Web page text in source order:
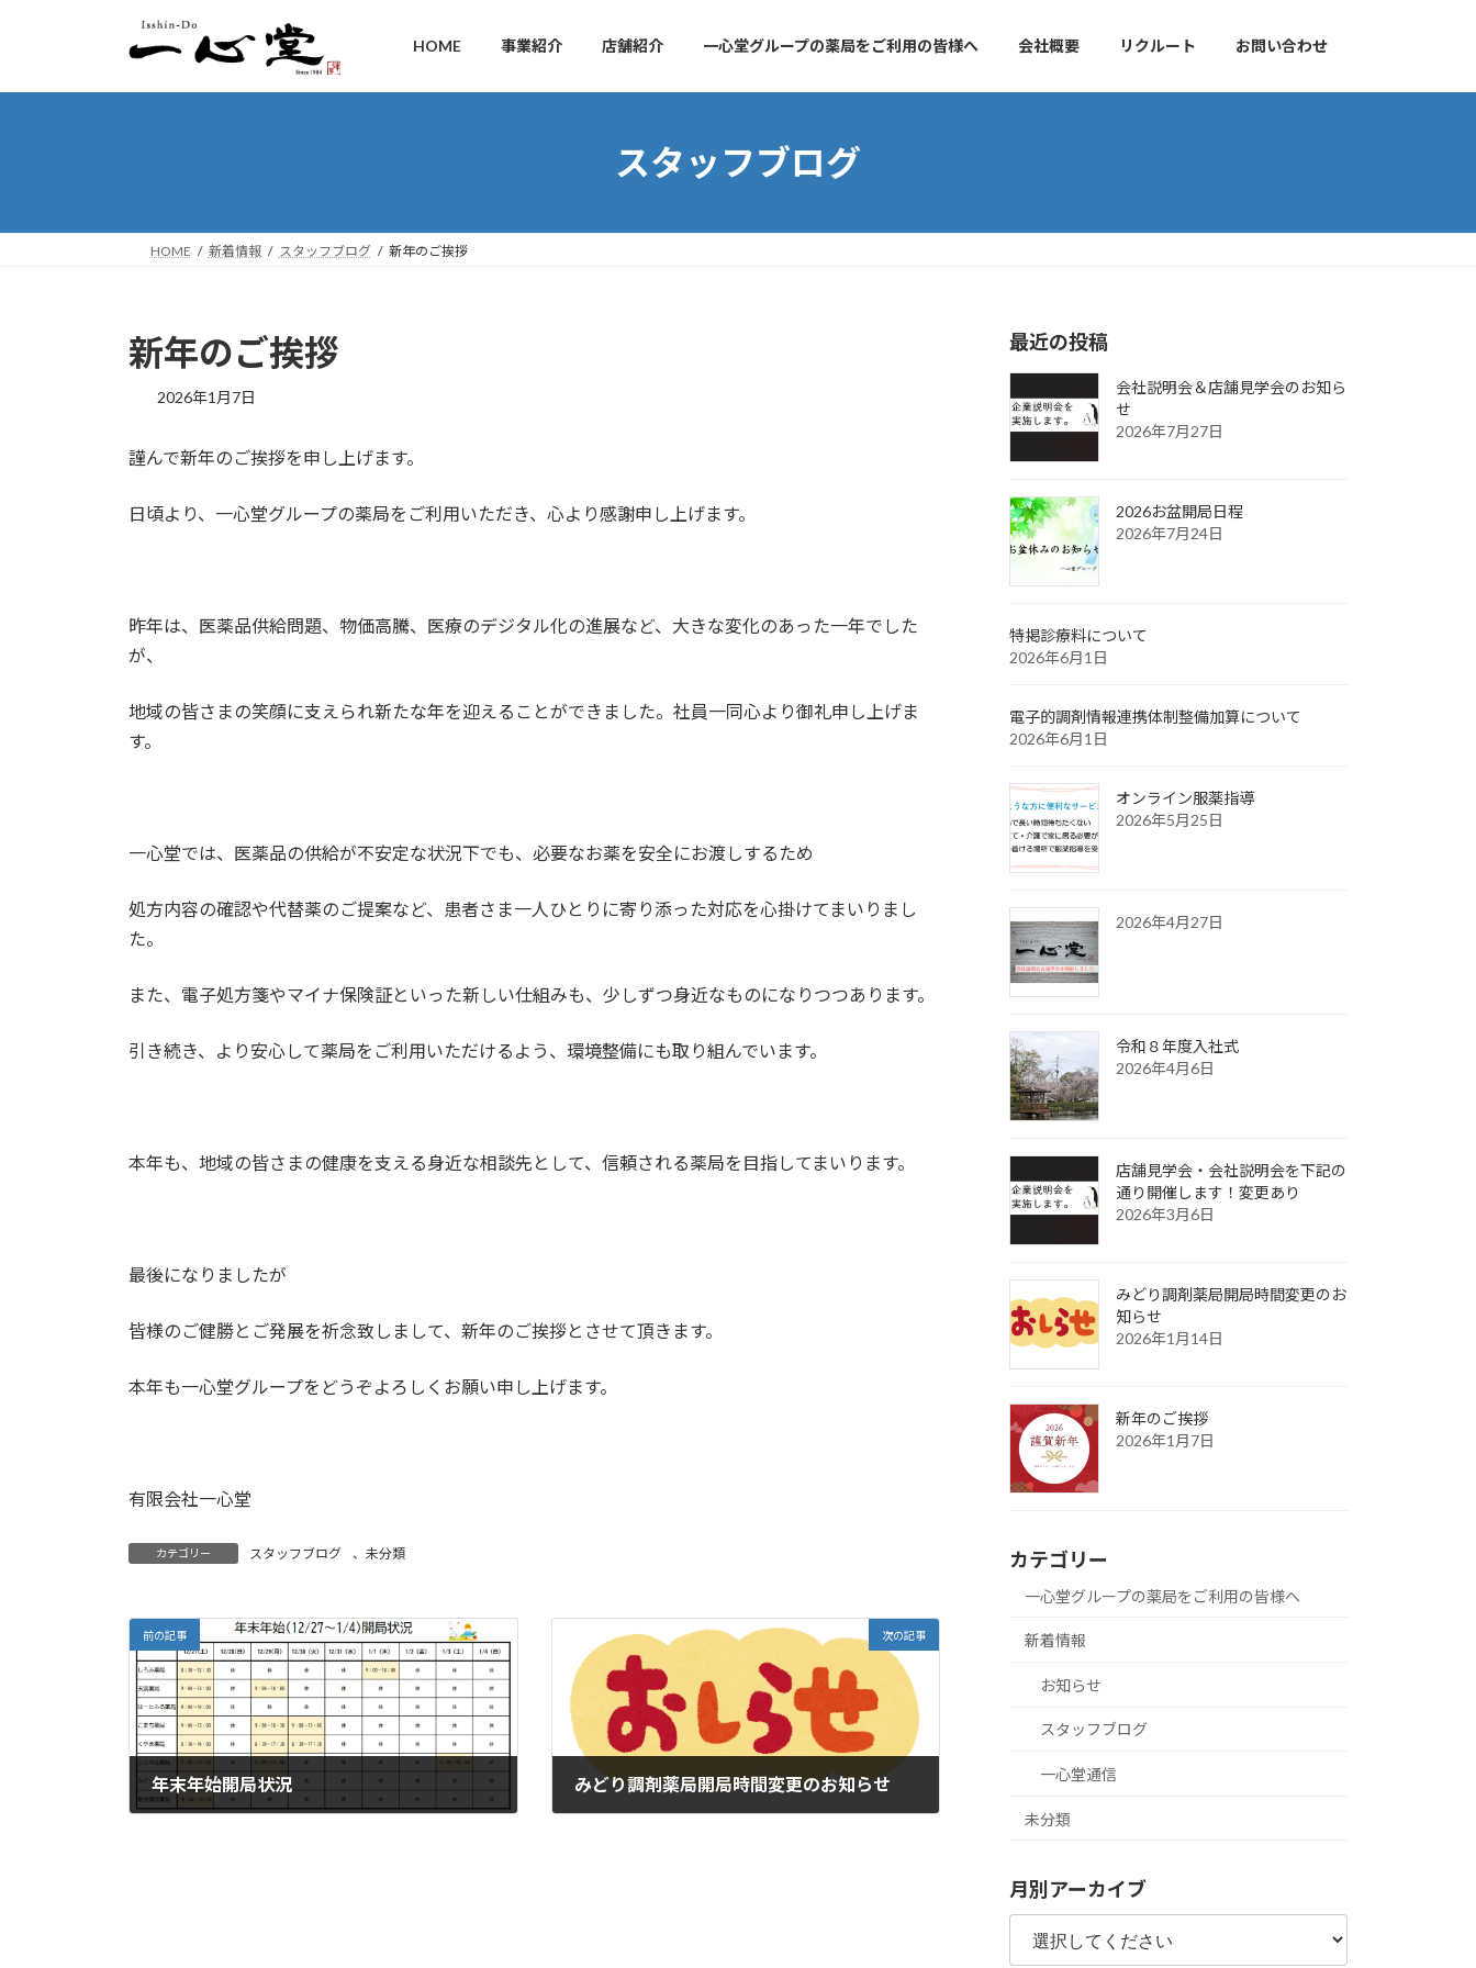
HOME 事業紹介 店舗紹介 一心堂グループの薬局をご利用の皆様へ 会社概要 リクルート お問い合わせ
スタッフブログ
HOME 新着情報 スタッフブログ 新年のご挨拶
新年のご挨拶
2026年1月7日
謹んで新年のご挨拶を申し上げます。
日頃より、一心堂グループの薬局をご利用いただき、心より感謝申し上げます。
昨年は、医薬品供給問題、物価高騰、医療のデジタル化の進展など、大きな変化のあった一年でした
が、
地域の皆さまの笑顔に支えられ新たな年を迎えることができました。社員一同心より御礼申し上げま
す。
一心堂では、医薬品の供給が不安定な状況下でも、必要なお薬を安全にお渡しするため
処方内容の確認や代替薬のご提案など、患者さま一人ひとりに寄り添った対応を心掛けてまいりまし
た。
また、電子処方箋やマイナ保険証といった新しい仕組みも、少しずつ身近なものになりつつあります。
引き続き、より安心して薬局をご利用いただけるよう、環境整備にも取り組んでいます。
本年も、地域の皆さまの健康を支える身近な相談先として、信頼される薬局を目指してまいります。
最後になりましたが
皆様のご健勝とご発展を祈念致しまして、新年のご挨拶とさせて頂きます。
本年も一心堂グループをどうぞよろしくお願い申し上げます。
有限会社一心堂
カテゴリー スタッフブログ 、 未分類
前の記事
年末年始開局状況
次の記事
みどり調剤薬局開局時間変更のお知らせ
最近の投稿
会社説明会＆店舗見学会のお知ら
せ
2026年7月27日
2026お盆開局日程
2026年7月24日
特掲診療料について
2026年6月1日
電子的調剤情報連携体制整備加算について
2026年6月1日
オンライン服薬指導
2026年5月25日
2026年4月27日
令和８年度入社式
2026年4月6日
店舗見学会・会社説明会を下記の
通り開催します！変更あり
2026年3月6日
みどり調剤薬局開局時間変更のお
知らせ
2026年1月14日
新年のご挨拶
2026年1月7日
カテゴリー
一心堂グループの薬局をご利用の皆様へ
新着情報
お知らせ
スタッフブログ
一心堂通信
未分類
月別アーカイブ